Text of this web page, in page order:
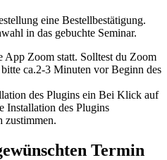
eine Bestellbestätigung.
in das gebuchte Seminar.
App Zoom statt. Solltest du Zoom
ca.2-3 Minuten vor Beginn des
des Plugins ein Bei Klick auf
Installation des Plugins
zustimmen.
Termin